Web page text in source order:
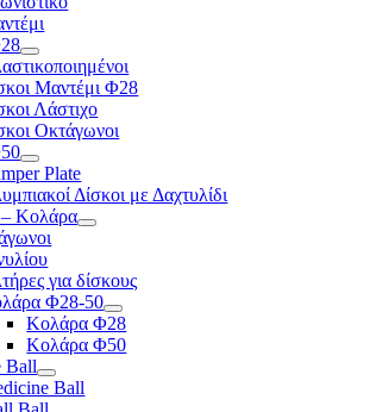
Μαντέμι Φ28
Λάστιχο
Οκτάγωνοι
Plate
Δίσκοι με Δαχτυλίδι
– Κολάρα
για δίσκους
Φ28-50
Κολάρα Φ28
Κολάρα Φ50
Ball
Ball